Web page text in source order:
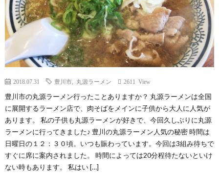
2018.07.31 豊川市 丸源ラーメン 2611 View
豊川市の丸源ラーメン行ったことありますか？ 丸源ラーメンは全国
に展開するラーメン店で、肉そばをメインに子供から大人に人気が
あります。 私の子供も丸源ラーメンが好きで、今回久しぶりに丸源
ラーメンに行ってきました♪ 豊川の丸源ラーメン人気の秘密 時間は
日曜日の１２：３０頃。いつも賑わっています。今回は3組み待ちで
すぐに席に案内されました。 時間によっては20分程待たないといけ
ない時もあります。 私はい […]